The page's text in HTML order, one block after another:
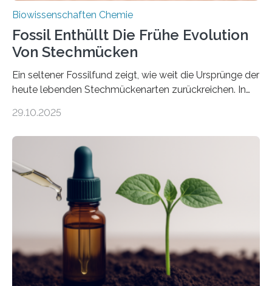
Biowissenschaften Chemie
Fossil Enthüllt Die Frühe Evolution
Von Stechmücken
Ein seltener Fossilfund zeigt, wie weit die Ursprünge der
heute lebenden Stechmückenarten zurückreichen. In
Forschende die bisher älteste bekannte Stechmücken-
Region Kachin in Myanmar und hat sich in
ausgezeichnetem Zustand erhalten. Es konnte als neue
Art einer neuen Gattung beschrieben werden und trägt
nun den Namen Cretosabethes primaevus. Dieser erste
fossile Nachweis einer Stechmückenlarve in Bernstein
stellt gleichzeitig den ersten Fossilfund einer
Mückenlarve aus dem Mesozoikum dar, denn…
29.10.2025